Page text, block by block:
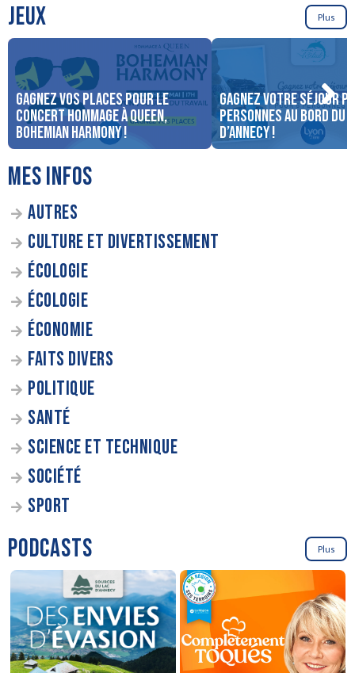
JEUX Plus
Gagnez vos places pour le
concert Hommage à Queen,
Bohemian Harmony !
Gagnez votre séjour
personnes au bord du
d’Annecy !
MES INFOS
AUTRES
CULTURE ET DIVERTISSEMENT
ÉCOLOGIE
ÉCOLOGIE
ÉCONOMIE
FAITS DIVERS
POLITIQUE
SANTÉ
SCIENCE ET TECHNIQUE
SOCIÉTÉ
SPORT
PODCASTS Plus